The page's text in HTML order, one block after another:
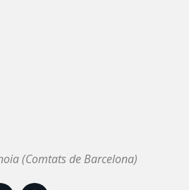
(Comtats de Barcelona)